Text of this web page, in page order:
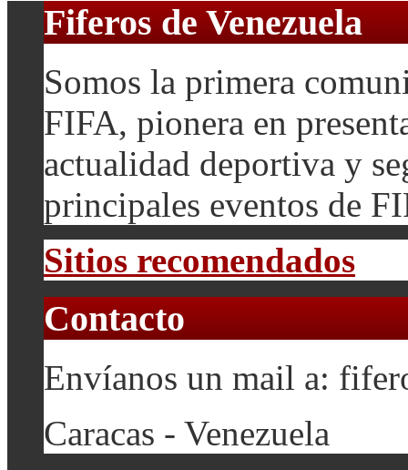
Fiferos de Venezuela
Somos la primera
FIFA, pionera en
actualidad deportiva y
principales eventos de
Sitios recomendados
Contacto
Envíanos un mail a:
Caracas - Venezuela